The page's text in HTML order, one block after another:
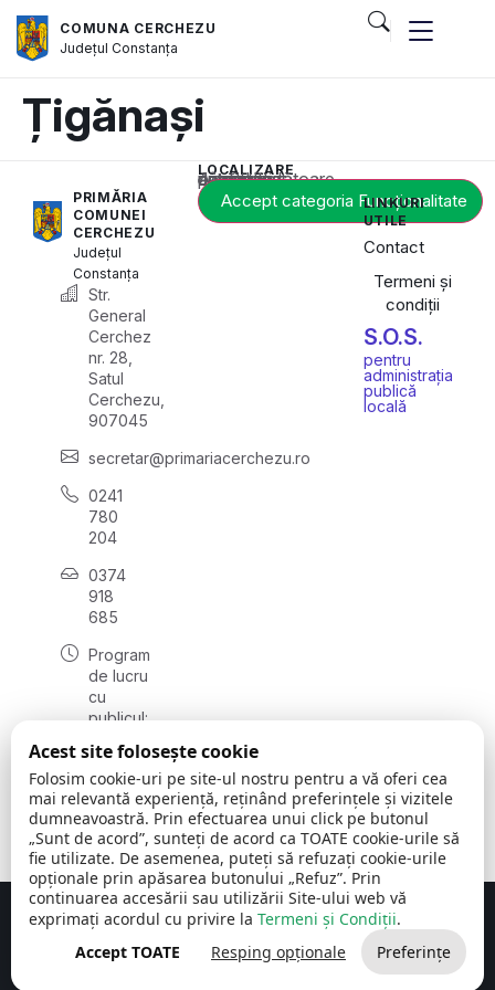
COMUNA CERCHEZU
JudețulConstanța
Țigănași
PRIMĂRIA
COMUNEI
CERCHEZU
Județul
Constanța
Str.
General
Cerchez
nr. 28,
Satul
Cerchezu,
907045
secretar@primariacerchezu.ro
0241
780
204
0374
918
685
Program
de lucru
cu
publicul:
08:00 -
16:30
, vineri:
08:00 -
14:00
LOCALIZARE
Acest conținut este blocat până când acceptați categoria corespunzătoare de cookie-uri.
Accept categoria Funcționalitate
LINKURI
UTILE
Contact
Termeni și
condiții
S.O.S.
pentru
administrația
publică
locală
Comuna Cerchezu © 2026Toate drepturile rezervate
Concept realizat de Big Media Relații Publice SRL
Acest site folosește cookie
Folosim cookie-uri pe site-ul nostru pentru a vă oferi cea
mai relevantă experiență, reținând preferințele și vizitele
dumneavoastră. Prin efectuarea unui click pe butonul
„Sunt de acord”, sunteți de acord ca TOATE cookie-urile să
fie utilizate. De asemenea, puteți să refuzați cookie-urile
opționale prin apăsarea butonului „Refuz”. Prin
continuarea accesării sau utilizării Site-ului web vă
exprimați acordul cu privire la Termeni și Condiții.
Accept TOATE
Resping opționale Preferințe